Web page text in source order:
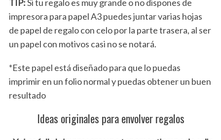
TIP:Si tu regalo es muy grande o no dispones de
impresora para papel A3 puedes juntar varias hojas
de papel de regalo con celo por la parte trasera, al ser
un papel con motivos casi no se notará.
*Este papel está diseñado para que lo puedas
imprimir en un folio normal y puedas obtener un buen
resultado
Ideas originales para envolver regalos